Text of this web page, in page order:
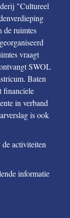
"Cultureel
de ruimtes
vraagt
SWOL
Baten
financiele
in verband
is ook
de activiteiten
informatie